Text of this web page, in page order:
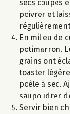
secs coupés
poivrer et
En milieu de
potimarron.
grains ont
toaster
poêle à sec.
saupoudrer
Servir bien